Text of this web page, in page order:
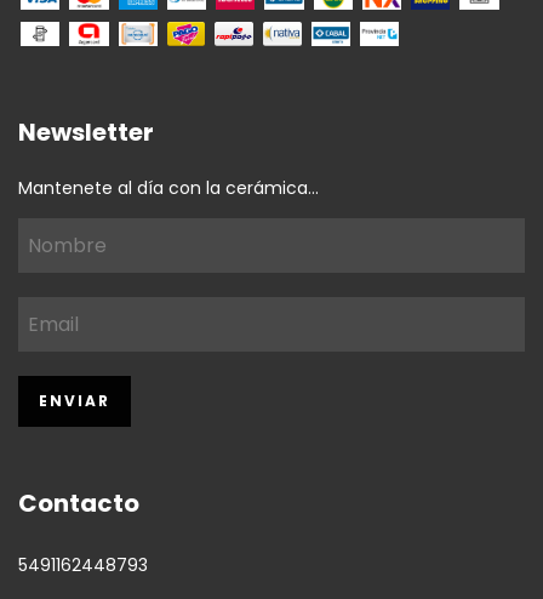
Newsletter
Mantenete al día con la cerámica...
Contacto
5491162448793